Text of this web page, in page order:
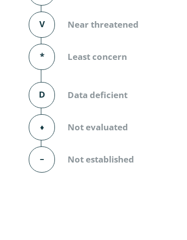
V Near threatened
* Least concern
D Data deficient
⬧ Not evaluated
– Not established